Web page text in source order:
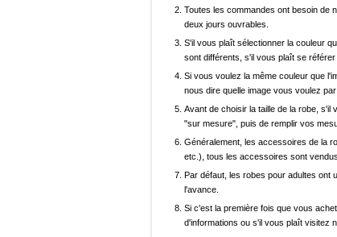
Toutes les commandes ont besoin de
deux jours ouvrables.
S'il vous plaît sélectionner la couleur
sont différents, s'il vous plaît se référer
Si vous voulez la même couleur que
nous dire quelle image vous voulez par
Avant de choisir la taille de la robe,
"sur mesure", puis de remplir vos
Généralement, les accessoires de la
etc.), tous les accessoires sont
Par défaut, les robes pour adultes ont
l'avance.
Si c'est la première fois que vous
d'informations ou s'il vous plaît visitez